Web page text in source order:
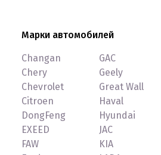
Марки автомобилей
Changan
Chery
Chevrolet
Citroen
DongFeng
EXEED
FAW
GAC
Geely
Great Wall
Haval
Hyundai
JAC
KIA